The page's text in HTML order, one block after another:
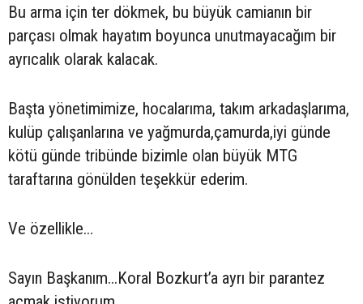
Bu arma için ter dökmek, bu büyük camianın bir
parçası olmak hayatım boyunca unutmayacağım bir
ayrıcalık olarak kalacak.
Başta yönetimimize, hocalarıma, takım arkadaşlarıma,
kulüp çalışanlarına ve yağmurda,çamurda,iyi günde
kötü günde tribünde bizimle olan büyük MTG
taraftarına gönülden teşekkür ederim.
Ve özellikle…
Sayın Başkanım...Koral Bozkurt’a ayrı bir parantez